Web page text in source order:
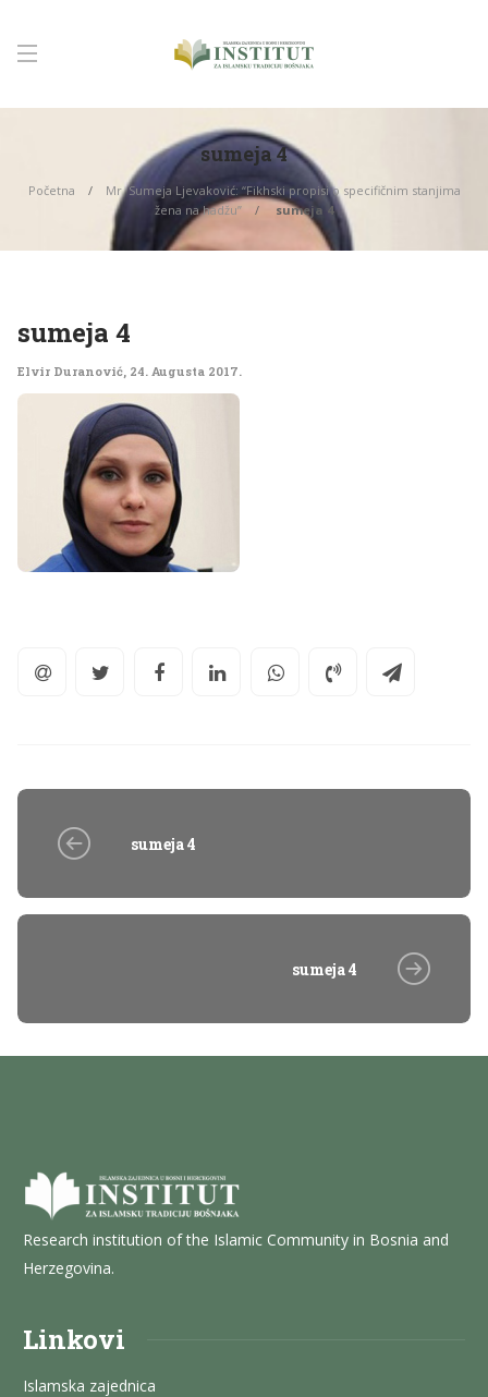
sumeja 4
Početna
Mr. Sumeja Ljevaković: “Fikhski propisi o specifičnim stanjima
žena na hadžu”
sumeja 4
sumeja 4
Elvir Duranović, 24. Augusta 2017.
sumeja 4
sumeja 4
Research institution of the Islamic Community in Bosnia and
Herzegovina.
Linkovi
Islamska zajednica